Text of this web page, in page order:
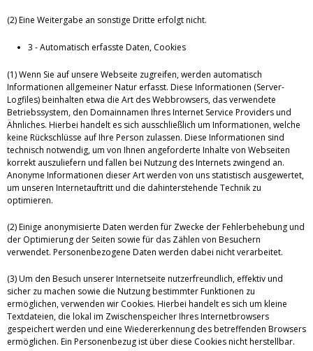
(2) Eine Weitergabe an sonstige Dritte erfolgt nicht.
3 - Automatisch erfasste Daten, Cookies
(1) Wenn Sie auf unsere Webseite zugreifen, werden automatisch
Informationen allgemeiner Natur erfasst. Diese Informationen (Server-
Logfiles) beinhalten etwa die Art des Webbrowsers, das verwendete
Betriebssystem, den Domainnamen Ihres Internet Service Providers und
Ähnliches. Hierbei handelt es sich ausschließlich um Informationen, welche
keine Rückschlüsse auf Ihre Person zulassen. Diese Informationen sind
technisch notwendig, um von Ihnen angeforderte Inhalte von Webseiten
korrekt auszuliefern und fallen bei Nutzung des Internets zwingend an.
Anonyme Informationen dieser Art werden von uns statistisch ausgewertet,
um unseren Internetauftritt und die dahinterstehende Technik zu
optimieren.
(2) Einige anonymisierte Daten werden für Zwecke der Fehlerbehebung und
der Optimierung der Seiten sowie für das Zählen von Besuchern
verwendet. Personenbezogene Daten werden dabei nicht verarbeitet.
(3) Um den Besuch unserer Internetseite nutzerfreundlich, effektiv und
sicher zu machen sowie die Nutzung bestimmter Funktionen zu
ermöglichen, verwenden wir Cookies. Hierbei handelt es sich um kleine
Textdateien, die lokal im Zwischenspeicher Ihres Internetbrowsers
gespeichert werden und eine Wiedererkennung des betreffenden Browsers
ermöglichen. Ein Personenbezug ist über diese Cookies nicht herstellbar.